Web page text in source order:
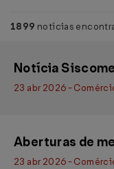
1899 notícias
Notícia
23 abr 2026 -
Aberturas de
23 abr 2026 -